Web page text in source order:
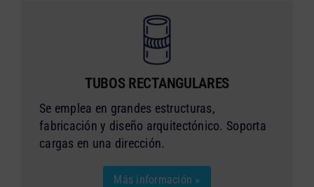
TUBOS RECTANGULARES
Se emplea en grandes estructuras,
fabricación y diseño arquitectónico. Soporta
cargas en una dirección.
Más información »